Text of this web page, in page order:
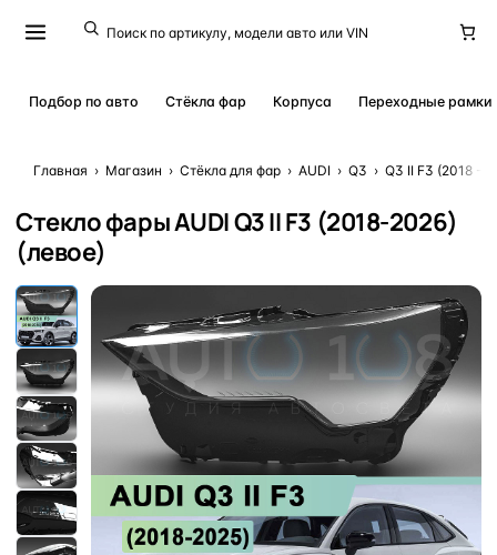
Подбор по авто Стёкла фар Корпуса Переходные рамки
Главная › Магазин › Стёкла для фар › AUDI › Q3 › Q3 II F3 (2018 -
Стекло фары AUDI Q3 II F3 (2018-2026)
(левое)